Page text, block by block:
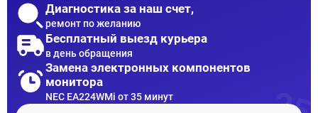
Диагностика за наш счет,
ремонт по желанию
Бесплатный выезд курьера
в день обращения
Замена электронных компонентов
монитора
NEC EA224WMi от 35 минут